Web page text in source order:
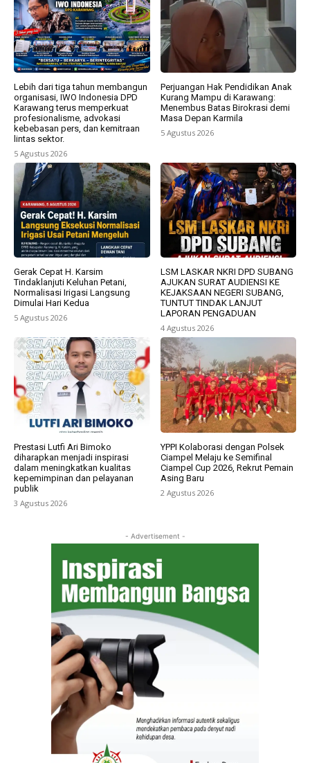
Lebih dari tiga tahun membangun
organisasi, IWO Indonesia DPD
Karawang terus memperkuat
profesionalisme, advokasi
kebebasan pers, dan kemitraan
lintas sektor.
5 Agustus 2026
Perjuangan Hak Pendidikan Anak
Kurang Mampu di Karawang:
Menembus Batas Birokrasi demi
Masa Depan Karmila
5 Agustus 2026
Gerak Cepat H. Karsim
Tindaklanjuti Keluhan Petani,
Normalisasi Irigasi Langsung
Dimulai Hari Kedua
5 Agustus 2026
LSM LASKAR NKRI DPD SUBANG
AJUKAN SURAT AUDIENSI KE
KEJAKSAAN NEGERI SUBANG,
TUNTUT TINDAK LANJUT
LAPORAN PENGADUAN
4 Agustus 2026
Prestasi Lutfi Ari Bimoko
diharapkan menjadi inspirasi
dalam meningkatkan kualitas
kepemimpinan dan pelayanan
publik
3 Agustus 2026
YPPI Kolaborasi dengan Polsek
Ciampel Melaju ke Semifinal
Ciampel Cup 2026, Rekrut Pemain
Asing Baru
2 Agustus 2026
- Advertisement -